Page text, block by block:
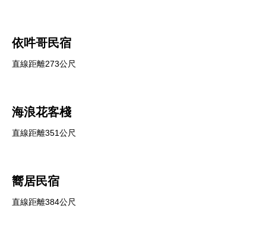
依吽哥民宿
直線距離273公尺
海浪花客棧
直線距離351公尺
嚮居民宿
直線距離384公尺